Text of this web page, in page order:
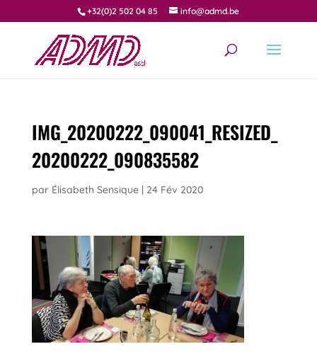
+32(0)2 502 04 85 info@admd.be
IMG_20200222_090041_RESIZED_
20200222_090835582
par Élisabeth Sensique| 24 Fév 2020